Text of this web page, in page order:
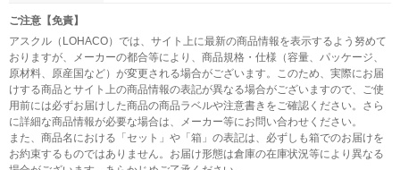
ご注意【免責】
アスクル（LOHACO）では、サイト上に最新の商品情報を表示するよう努めて
おりますが、メーカーの都合等により、商品規格・仕様（容量、パッケージ、
原材料、原産国など）が変更される場合がございます。このため、実際にお届
けする商品とサイト上の商品情報の表記が異なる場合がございますので、ご使
用前には必ずお届けした商品の商品ラベルや注意書きをご確認ください。さら
に詳細な商品情報が必要な場合は、メーカー等にお問い合わせください。
また、商品名における「セット」や「箱」の表記は、必ずしも箱でのお届けを
お約束するものではありません。お届け形態は倉庫の在庫状況等により異なる